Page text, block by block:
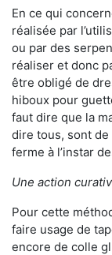
En ce qui
réalisée par
ou par des
réaliser et donc
être obligé de
hiboux pour
faut dire que la
dire tous, sont
ferme à l’instar
Une action
Pour cette
faire usage de
encore de colle